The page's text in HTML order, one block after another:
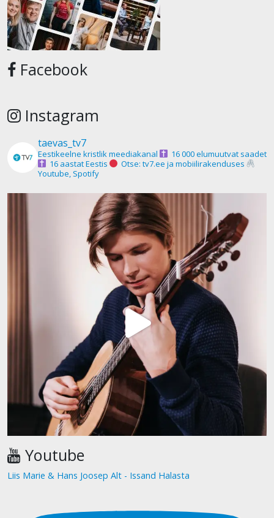
Facebook
Instagram
taevas_tv7
Eestikeelne kristlik meediakanal
16 000 elumuutvat saadet
16 aastat Eestis
Otse: tv7.ee ja mobiilirakenduses
Youtube, Spotify
Youtube
Liis Marie & Hans Joosep Alt - Issand Halasta